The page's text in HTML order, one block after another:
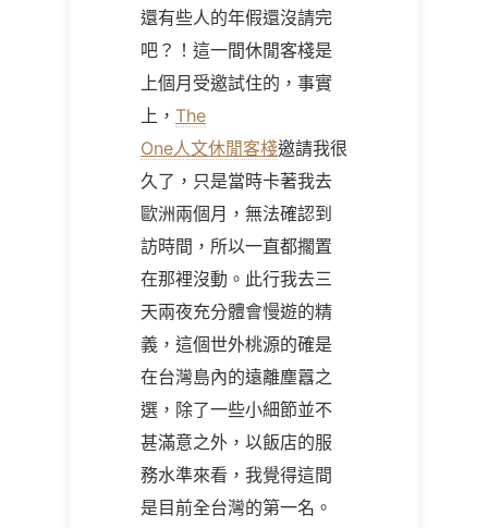
還有些人的年假還沒請完
吧？！這一間休閒客棧是
上個月受邀試住的，事實
上， The
One人文休閒客棧邀請我很
久了，只是當時卡著我去
歐洲兩個月，無法確認到
訪時間，所以一直都擱置
在那裡沒動。此行我去三
天兩夜充分體會慢遊的精
義，這個世外桃源的確是
在台灣島內的遠離塵囂之
選，除了一些小細節並不
甚滿意之外，以飯店的服
務水準來看，我覺得這間
是目前全台灣的第一名。